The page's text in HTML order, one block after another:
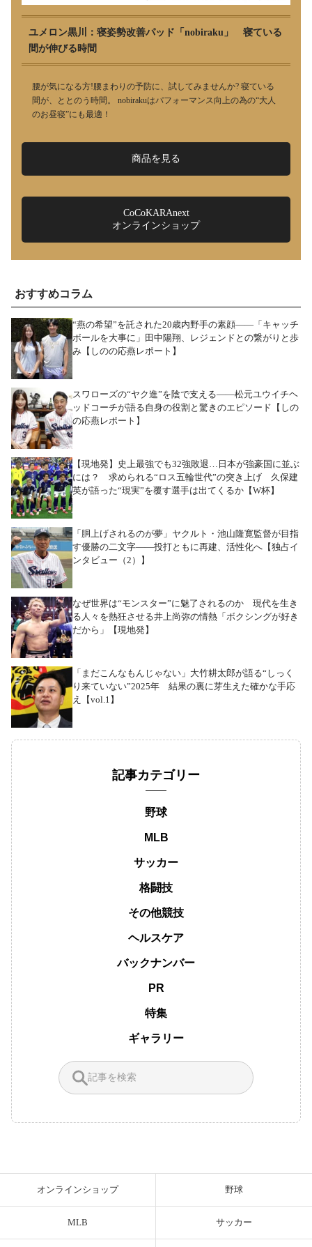
ユメロン黒川：寝姿勢改善パッド「nobiraku」 寝ている
間が伸びる時間
腰が気になる方!腰まわりの予防に、試してみませんか? 寝ている
間が、ととのう時間。 nobirakuはパフォーマンス向上の為の“大人
のお昼寝”にも最適！
商品を見る
CoCoKARAnext
オンラインショップ
おすすめコラム
“燕の希望”を託された20歳内野手の素顔――「キャッチ
ボールを大事に」田中陽翔、レジェンドとの繋がりと歩
み【しのの応燕レポート】
スワローズの“ヤク進”を陰で支える――松元ユウイチヘ
ッドコーチが語る自身の役割と驚きのエピソード【しの
の応燕レポート】
【現地発】史上最強でも32強敗退…日本が強豪国に並ぶ
には？ 求められる“ロス五輪世代”の突き上げ 久保建
英が語った“現実”を覆す選手は出てくるか【W杯】
「胴上げされるのが夢」ヤクルト・池山隆寛監督が目指
す優勝の二文字――投打ともに再建、活性化へ【独占イ
ンタビュー（2）】
なぜ世界は“モンスター”に魅了されるのか 現代を生き
る人々を熱狂させる井上尚弥の情熱「ボクシングが好き
だから」【現地発】
「まだこんなもんじゃない」大竹耕太郎が語る“しっく
り来ていない”2025年 結果の裏に芽生えた確かな手応
え【vol.1】
記事カテゴリー
野球
MLB
サッカー
格闘技
その他競技
ヘルスケア
バックナンバー
PR
特集
ギャラリー
オンラインショップ 野球
MLB サッカー